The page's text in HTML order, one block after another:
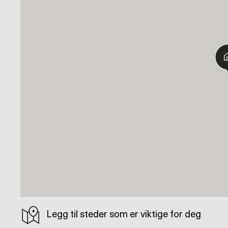
Legg til steder som er viktige for deg